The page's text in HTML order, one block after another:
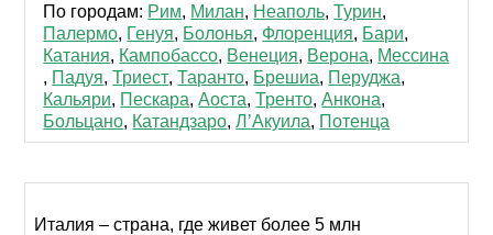
По городам: Рим, Милан, Неаполь,Турин,
Палермо, Генуя, Болонья, Флоренция, Бари,
Катания, Кампобассо, Венеция, Верона, Мессина
, Падуя,Триест,Таранто, Брешиа, Перуджа,
Кальяри, Пескара,Аоста,Тренто,Анкона,
Больцано, Катандзаро,Л’Акуила, Потенца
Италия – страна, где живет более 5 млн